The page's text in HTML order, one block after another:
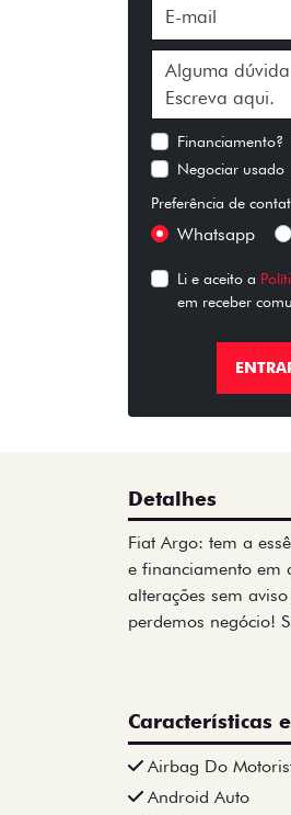
Financiamento?
Negociar usado
Preferência de
Whatsapp
Li e aceito a
em receber
Detalhes
Fiat Argo: tem a
e financiamento em
alterações sem
perdemos negócio!
Características
Airbag Do
Android Auto